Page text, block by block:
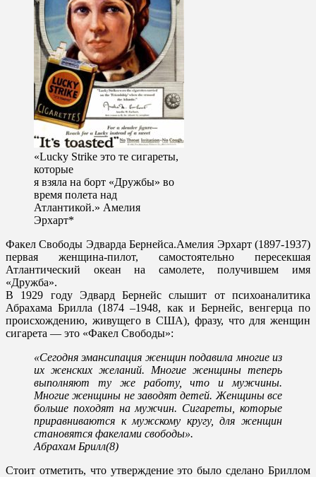
«Lucky Strike это те сигареты,
которые
я взяла на борт «Дружбы» во
время полета над
Атлантикой.» Амелия
Эрхарт*
Факел Свободы Эдварда Бернейса.Амелия Эрхарт (1897-1937)
первая женщина-пилот, самостоятельно пересекшая
Атлантический океан на самолете, получившем имя
«Дружба».
В 1929 году Эдвард Бернейс слышит от психоаналитика
Абрахама Брилла (1874 –1948, как и Бернейс, венгерца по
происхождению, живущего в США), фразу, что для женщин
сигарета — это «Факел Свободы»:
«Сегодня эмансипация женщин подавила многие из
их женских желаний. Многие женщины теперь
выполняют ту же работу, что и мужчины.
Многие женщины не заводят детей. Женщины все
больше походят на мужчин. Сигареты, которые
приравниваются к мужскому кругу, для женщин
становятся факелами свободы».
Абрахам Брилл(8)
Стоит отметить, что утверждение это было сделано Бриллом